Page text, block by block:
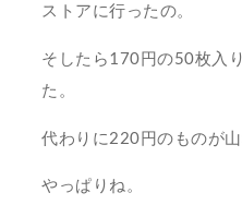
ストアに行ったの。
そしたら170円の50枚入
た。
代わりに220円のものが山
やっぱりね。